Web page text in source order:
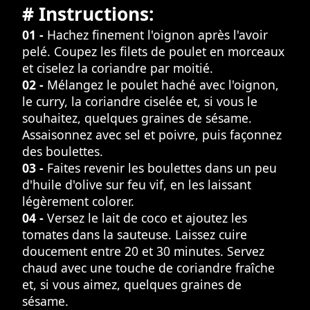
# Instructions:
01 - Hachez finement l'oignon après l'avoir
pelé. Coupez les filets de poulet en morceaux
et ciselez la coriandre par moitié.
02 - Mélangez le poulet haché avec l'oignon,
le curry, la coriandre ciselée et, si vous le
souhaitez, quelques graines de sésame.
Assaisonnez avec sel et poivre, puis façonnez
des boulettes.
03 - Faites revenir les boulettes dans un peu
d'huile d'olive sur feu vif, en les laissant
légèrement colorer.
04 - Versez le lait de coco et ajoutez les
tomates dans la sauteuse. Laissez cuire
doucement entre 20 et 30 minutes. Servez
chaud avec une touche de coriandre fraîche
et, si vous aimez, quelques graines de
sésame.